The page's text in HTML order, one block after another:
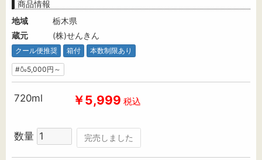
商品情報
地域
栃木県
蔵元
(株)せんきん
クール便推奨 箱付 本数制限あり
#🍶5,000円～
720ml ￥5,999 税込
数量 完売しました